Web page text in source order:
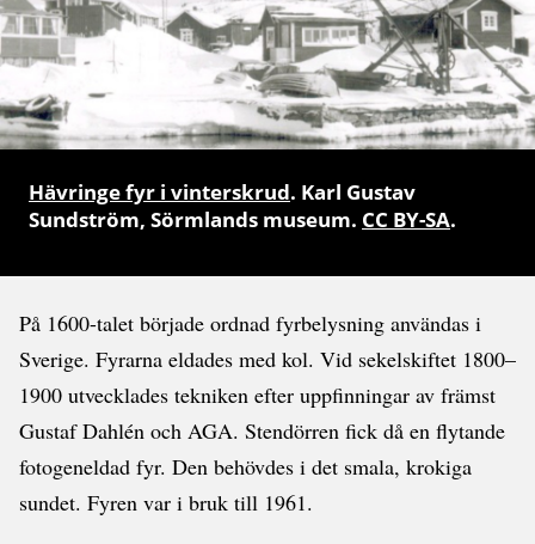
Hävringe fyr i vinterskrud. Karl Gustav
Sundström, Sörmlands museum. CC BY-SA.
På 1600-talet började ordnad fyrbelysning användas i
Sverige. Fyrarna eldades med kol. Vid sekelskiftet 1800–
1900 utvecklades tekniken efter uppfinningar av främst
Gustaf Dahlén och AGA. Stendörren fick då en flytande
fotogeneldad fyr. Den behövdes i det smala, krokiga
sundet. Fyren var i bruk till 1961.